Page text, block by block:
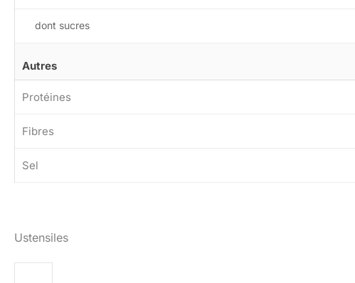
dont sucres
Autres
Protéines
Fibres
Sel
Ustensiles